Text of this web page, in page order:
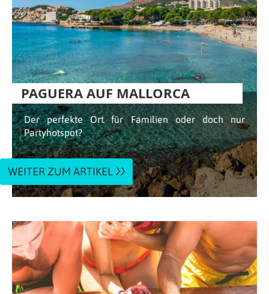
PAGUERA AUF MALLORCA
Der perfekte Ort für Familien oder doch nur
Partyhotspot?
WEITER ZUM ARTIKEL